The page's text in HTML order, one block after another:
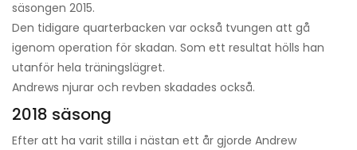
säsongen 2015.
Den tidigare quarterbacken var också tvungen att gå
igenom operation för skadan. Som ett resultat hölls han
utanför hela träningslägret.
Andrews njurar och revben skadades också.
2018 säsong
Efter att ha varit stilla i nästan ett år gjorde Andrew